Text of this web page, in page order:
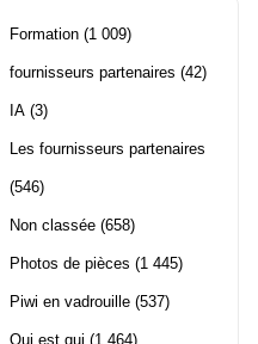
Formation (1 009)
fournisseurs partenaires (42)
IA (3)
Les fournisseurs partenaires
(546)
Non classée (658)
Photos de pièces (1 445)
Piwi en vadrouille (537)
Qui est qui (1 464)